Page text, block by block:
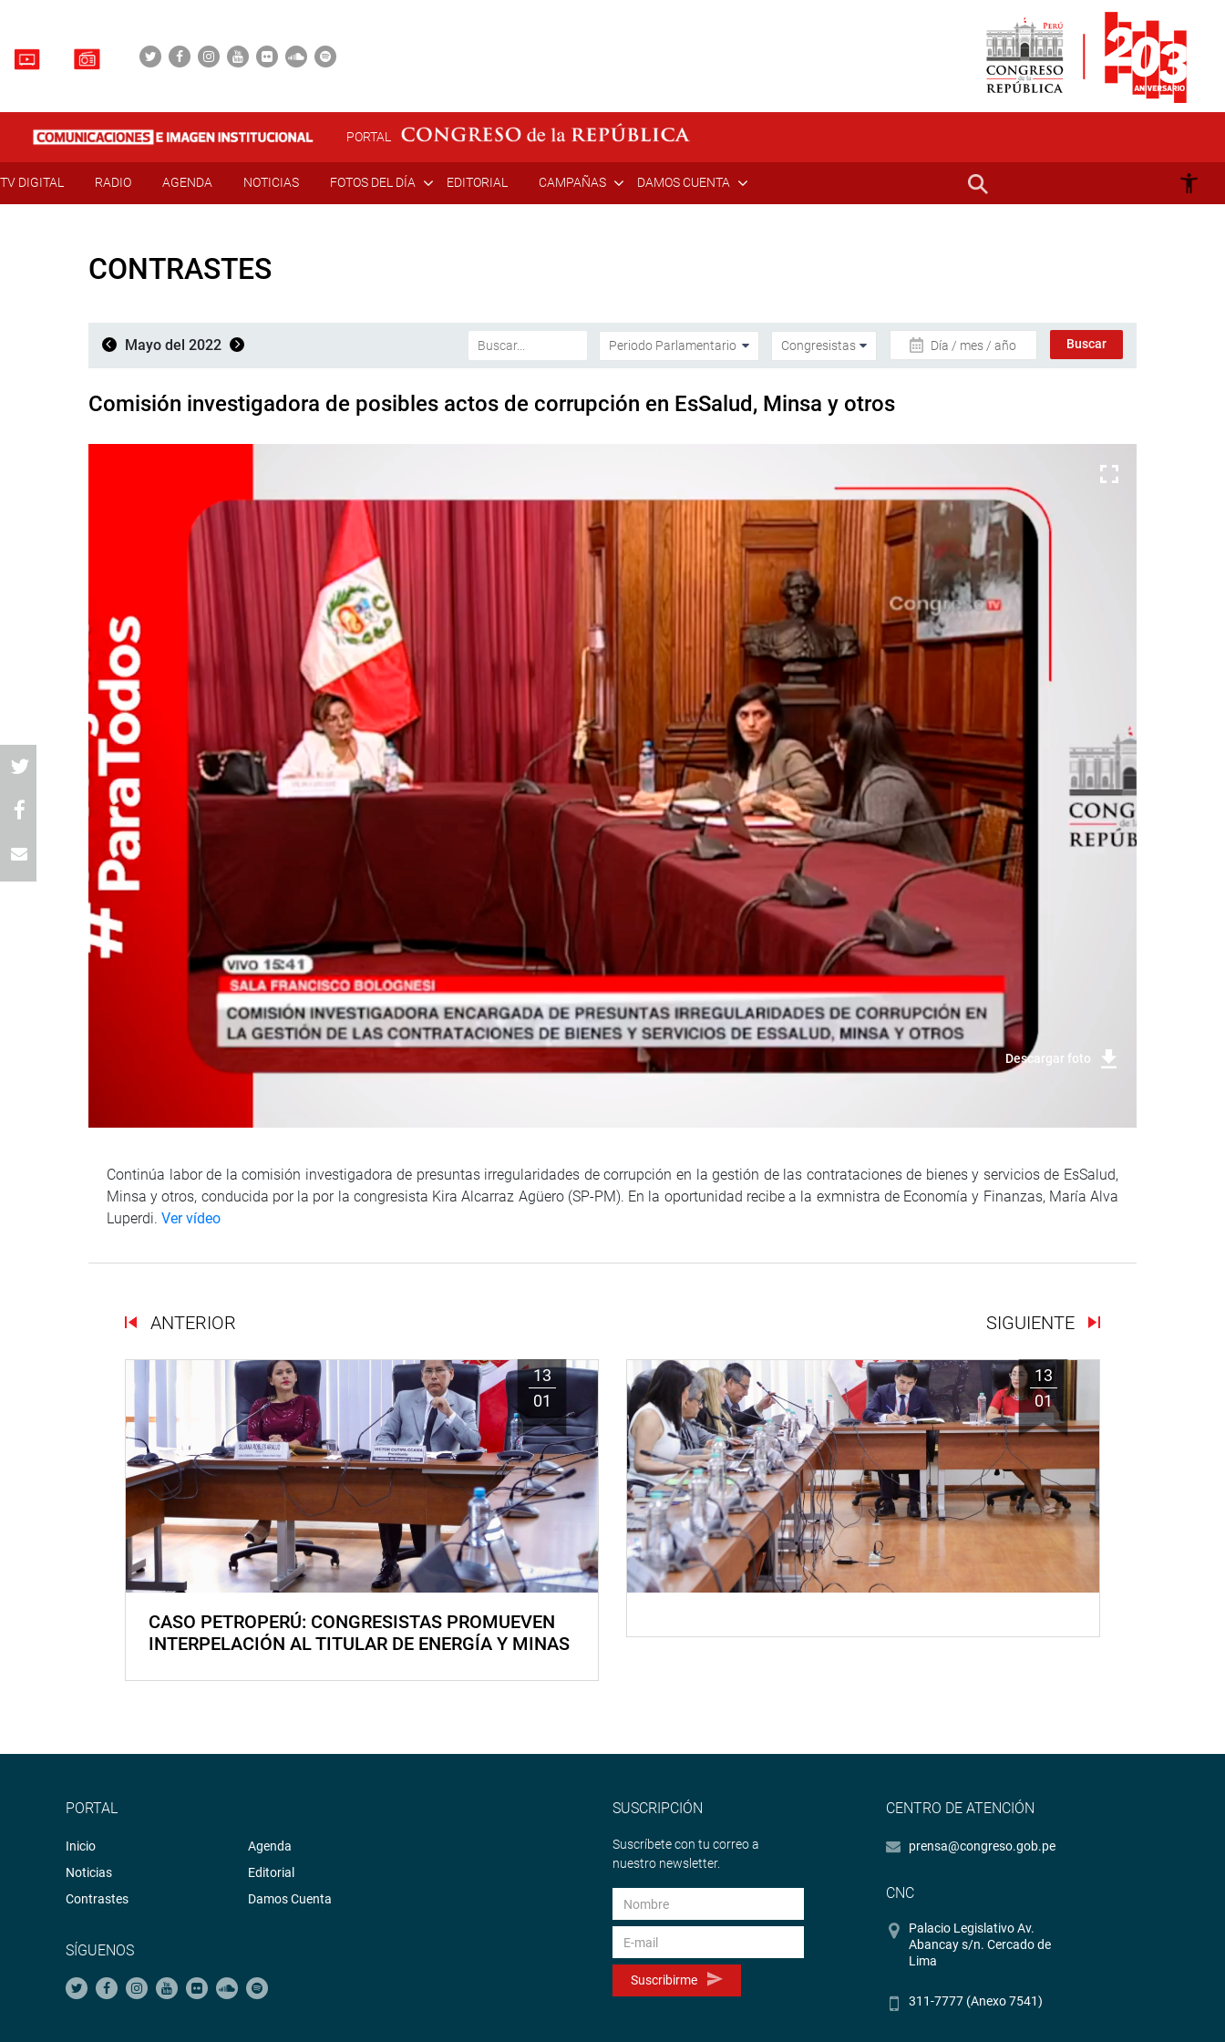
PORTAL
TV DIGITAL RADIO AGENDA NOTICIAS FOTOS DEL DÍA EDITORIAL CAMPAÑAS DAMOS CUENTA
CONTRASTES
Mayo del 2022 Día / mes / año
Comisión investigadora de posibles actos de corrupción en EsSalud, Minsa y otros
Descargar foto
Continúa labor de la comisión investigadora de presuntas irregularidades de corrupción en la gestión de las contrataciones de bienes y servicios de EsSalud,
Minsa y otros, conducida por la por la congresista Kira Alcarraz Agüero (SP-PM). En la oportunidad recibe a la exmnistra de Economía y Finanzas, María Alva
Luperdi. Ver vídeo
ANTERIOR SIGUIENTE
13
01
CASO PETROPERÚ: CONGRESISTAS PROMUEVEN
INTERPELACIÓN AL TITULAR DE ENERGÍA Y MINAS
13
01
PORTAL
Inicio
Noticias
Contrastes
Agenda
Editorial
Damos Cuenta
SÍGUENOS
SUSCRIPCIÓN
Suscríbete con tu correo a
nuestro newsletter.
Suscribirme
CENTRO DE ATENCIÓN
prensa@congreso.gob.pe
CNC
Palacio Legislativo Av.
Abancay s/n. Cercado de
Lima
311-7777 (Anexo 7541)